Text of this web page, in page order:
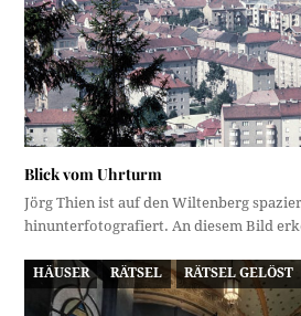
Blick vom Uhrturm
Jörg Thien ist auf den Wiltenberg
hinunterfotografiert. An diesem Bild
HÄUSER RÄTSEL RÄTSEL GELÖST